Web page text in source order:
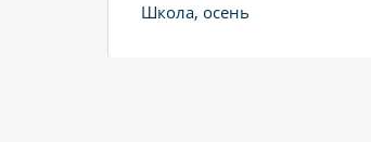
Школа, осень